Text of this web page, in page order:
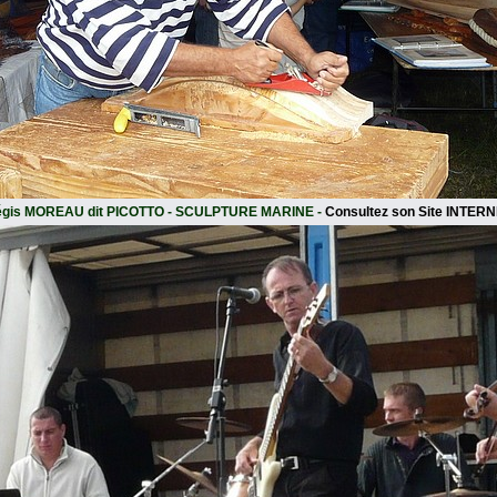
MOREAU dit PICOTTO - SCULPTURE MARINE - Consultez son Site